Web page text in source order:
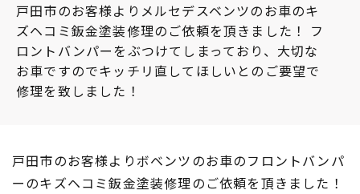
戸田市のお客様よりメルセデスベンツのお車のキ
ズヘコミ鈑金塗装修理のご依頼を頂きました！ フ
ロントバンパーをぶつけてしまっており、大切な
お車ですのでキッチリ直してほしいとのご要望で
修理を致しました！
戸田市のお客様よりボベンツのお車のフロントバンパ
ーのキズヘコミ鈑金塗装修理のご依頼を頂きました！